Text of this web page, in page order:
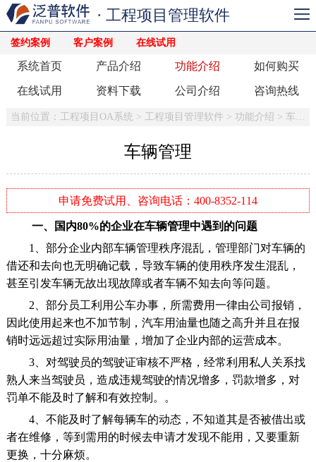
签约案例 客户案例 在线试用
· 工程项目管理软件
系统首页 产品介绍 功能介绍 如何购买
在线试用 资料下载 公司介绍 咨询热线
当前位置： 工程项目OA系统 > 工程项目管理软件 > 功能介绍 > 车辆管理
车辆管理
申请免费试用、咨询电话：400-8352-114
一、国内80%的企业在车辆管理中遇到的问题
1、部分企业内部车辆管理秩序混乱，管理部门对车辆的
借还和去向也无明确记载，导致车辆的使用秩序发生混乱，
甚至引发车辆无故出现故障或者车辆不知去向等问题。
2、部分员工利用公车办事，所需费用一律由公司报销，
因此使用起来也不加节制，汽车用油量也随之高升并且在报
销时远远超过实际用油量，增加了企业内部的运营成本。
3、对驾驶员的驾驶证审核不严格，经常利用私人关系找
熟人来当驾驶员，造成违规驾驶的情况增多，罚款增多，对
罚单不能及时了解和有效控制。。
4、不能及时了解每辆车的动态，不知道其是否被借出或
者在维修，等到需用的时候去申请才发现不能用，又要重新
更换，十分麻烦。